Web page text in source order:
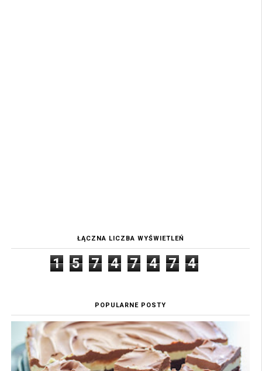
ŁĄCZNA LICZBA WYŚWIETLEŃ
1 5 7 4 7 4 7 4
POPULARNE POSTY